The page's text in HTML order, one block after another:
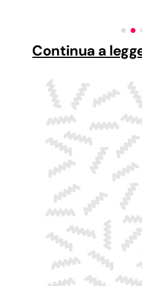
Continua a